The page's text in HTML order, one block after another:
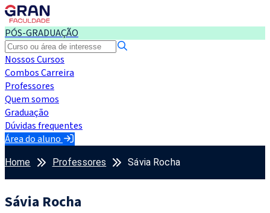
PÓS-GRADUAÇÃO
Nossos Cursos
Combos Carreira
Professores
Quem somos
Graduação
Dúvidas frequentes
Área do aluno
Home Professores Sávia Rocha
Sávia Rocha